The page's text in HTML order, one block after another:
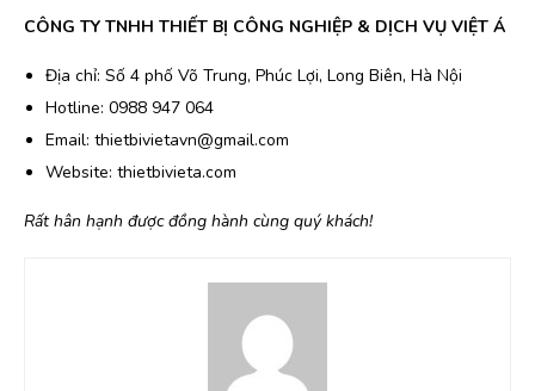
CÔNG TY TNHH THIẾT BỊ CÔNG NGHIỆP & DỊCH VỤ VIỆT Á
Địa chỉ: Số 4 phố Võ Trung, Phúc Lợi, Long Biên, Hà Nội
Hotline: 0988 947 064
Email: thietbivietavn@gmail.com
Website: thietbivieta.com
Rất hân hạnh được đồng hành cùng quý khách!